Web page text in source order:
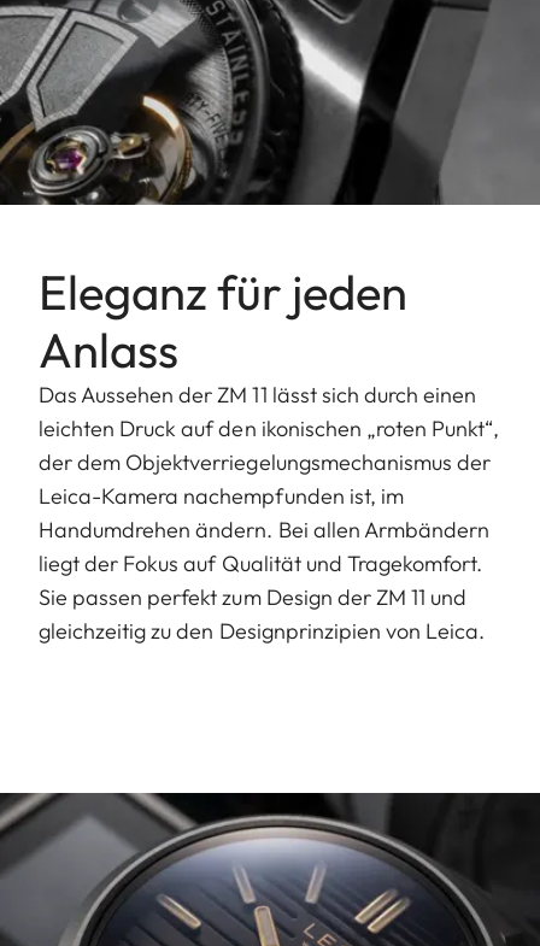
Eleganz für jeden
Anlass
Das Aussehen der ZM 11 lässt sich durch einen
leichten Druck auf den ikonischen „roten Punkt“,
der dem Objektverriegelungsmechanismus der
Leica-Kamera nachempfunden ist, im
Handumdrehen ändern. Bei allen Armbändern
liegt der Fokus auf Qualität und Tragekomfort.
Sie passen perfekt zum Design der ZM 11 und
gleichzeitig zu den Designprinzipien von Leica.